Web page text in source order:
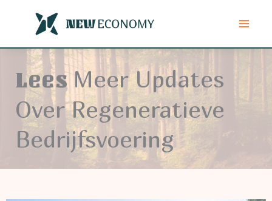
de
inhoud
Lees Meer Updates
Over Regeneratieve
Bedrijfsvoering